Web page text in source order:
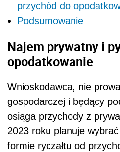
przychód do
Podsumowanie
Najem prywatny i
opodatkowanie
Wnioskodawca, nie
gospodarczej i będący
osiąga przychody z
2023 roku planuje
formie ryczałtu od